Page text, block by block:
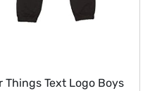
Things Text Logo Boys